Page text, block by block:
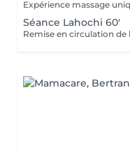
Séance Lahochi 60'